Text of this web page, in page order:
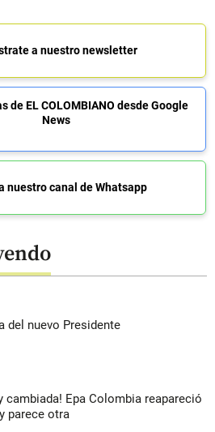
a nuestro newsletter
de EL COLOMBIANO desde Google
News
nuestro canal de Whatsapp
del nuevo Presidente
cambiada! Epa Colombia reapareció
parece otra